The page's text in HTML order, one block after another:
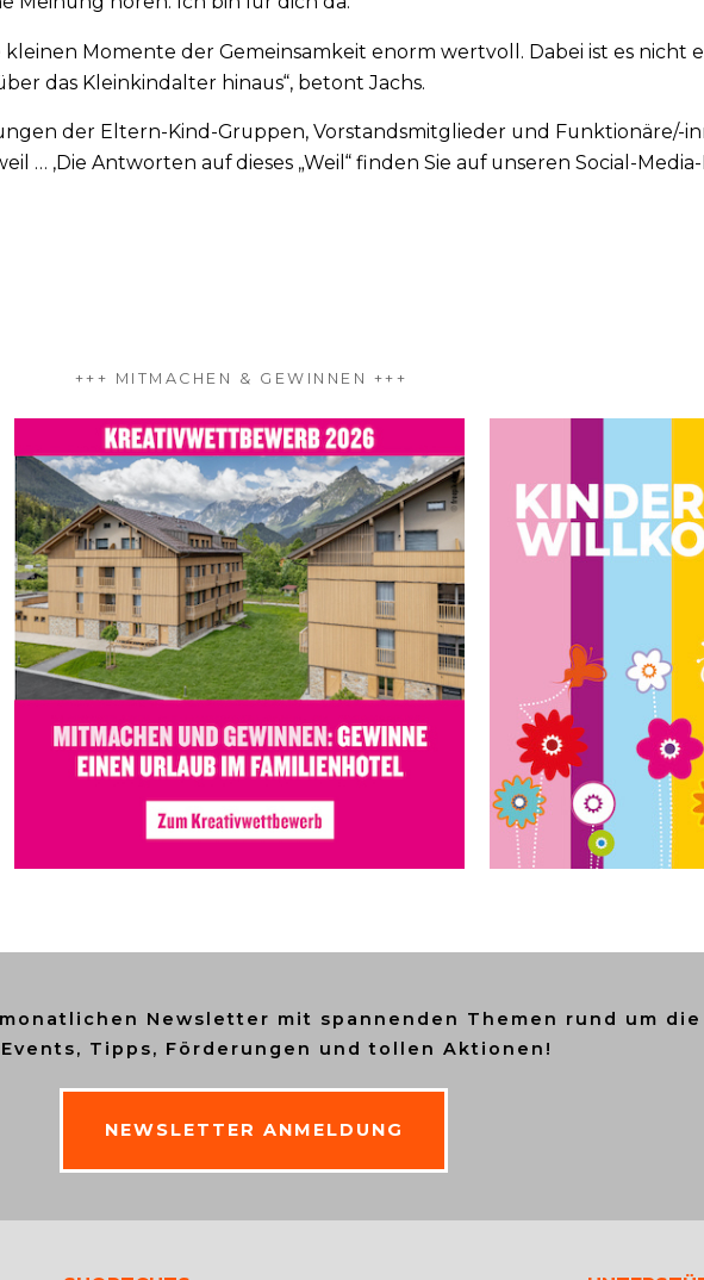
kleinen Momente der Gemeinsamkeit enorm wertvoll. Dabei ist es nicht
das Kleinkindalter hinaus“, betont Jachs.
der Eltern-Kind-Gruppen, Vorstandsmitglieder und Funktionäre/-
… ‚Die Antworten auf dieses „Weil“ finden Sie auf unseren Social-
+++ MITMACHEN & GEWINNEN +++
Newsletter mit spannenden Themen rund um die
Tipps, Förderungen und tollen Aktionen!
NEWSLETTER ANMELDUNG